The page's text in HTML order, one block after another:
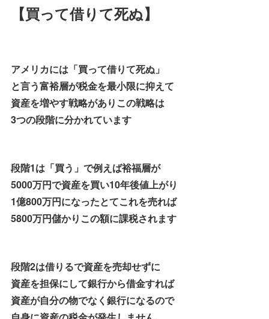
【買って借りて死ぬ】
アメリカには「買って借りて死ぬ」
と言う富裕層が税金を最小限に抑えて
資産を増やす戦略がありこの戦略は
3つの段階に分かれています
段階1は「買う」で例えば裕福層が
5000万円で資産を買い10年後値上がり
1億800万円になったとてこれを売れば
5800万円儲かりこの額に課税されます
段階2は借りるで資産を売却せずに
資産を担保にして銀行から借金すれば
資産が自分の物でなく銀行になるので